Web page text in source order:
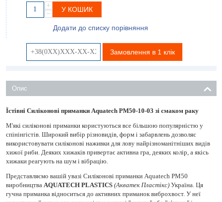
+
−
У КОШИК
Додати до списку порівняння
Замовлення в 1 клік
Опис
Їстівні Силіконові приманки Aquatech PM50-10-03 зі смаком раку
М'які силіконові приманки користуються все більшою популярністю у
спінінгістів. Широкий вибір різновидів, форм і забарвлень дозволяє
використовувати силіконові наживки для лову найрізноманітніших видів
хижої риби. Деяких хижаків привертає активна гра, деяких колір, а якісь
хижаки реагують на шум і вібрацію.
Представляємо вашій увазі Силіконові приманки Aquatech PM50
виробництва AQUATECH PLASTICS (Акватек Пластікс) Україна. Ця
гучна приманка відноситься до активних приманок виброхвост. У неї